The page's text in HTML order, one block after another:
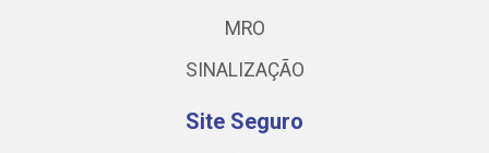
MRO
SINALIZAÇÃO
Site Seguro